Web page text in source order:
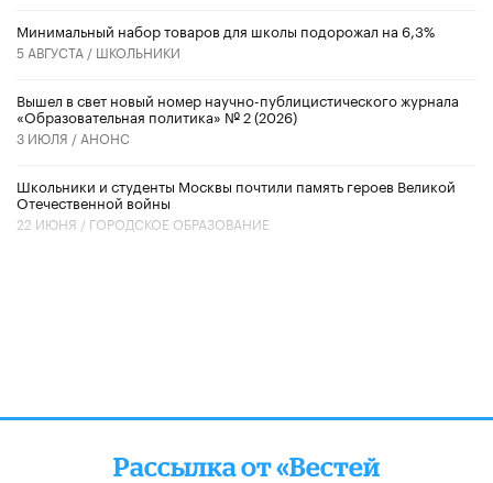
Минимальный набор товаров для школы подорожал на 6,3%
5 АВГУСТА / ШКОЛЬНИКИ
Вышел в свет новый номер научно-публицистического журнала
«Образовательная политика» № 2 (2026)
3 ИЮЛЯ / АНОНС
Школьники и студенты Москвы почтили память героев Великой
Отечественной войны
22 ИЮНЯ / ГОРОДСКОЕ ОБРАЗОВАНИЕ
Рассылка от «Вестей